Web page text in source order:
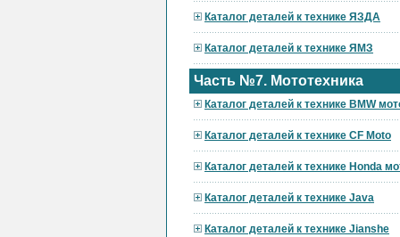
Каталог деталей к технике ЯЗДА
Каталог деталей к технике ЯМЗ
Часть №7. Мототехника
Каталог деталей к технике BMW
Каталог деталей к технике CF Moto
Каталог деталей к технике Honda
Каталог деталей к технике Java
Каталог деталей к технике Jianshe